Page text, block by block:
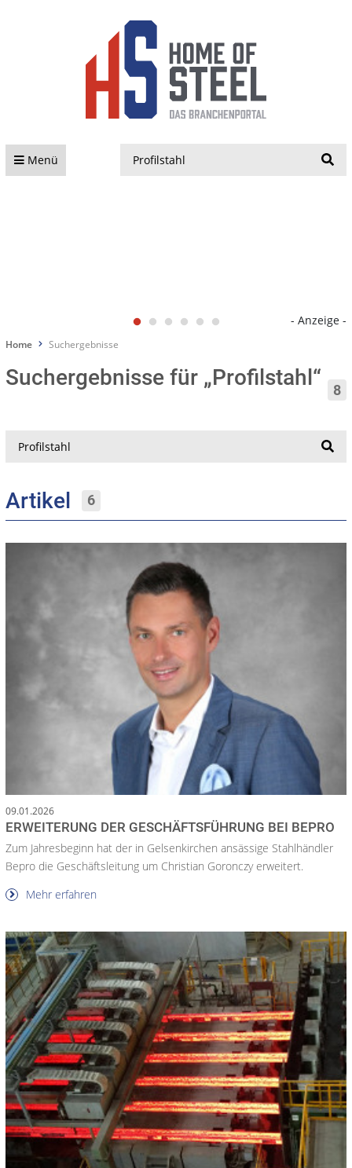
Menü
- Anzeige -
Home Suchergebnisse
Suchergebnisse für „Profilstahl“ 8
Artikel 6
09.01.2026
ERWEITERUNG DER GESCHÄFTSFÜHRUNG BEI BEPRO
Zum Jahresbeginn hat der in Gelsenkirchen ansässige Stahlhändler
Bepro die Geschäftsleitung um Christian Goronczy erweitert.
Mehr erfahren